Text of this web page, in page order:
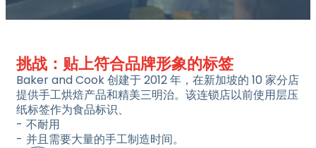
挑战：贴上符合品牌形象的标签
Baker and Cook 创建于 2012 年，在新加坡的 10 家分店
提供手工烘焙产品和精美三明治。该连锁店以前使用层压
纸标签作为食品标识、
不耐用
并且需要大量的手工制造时间。